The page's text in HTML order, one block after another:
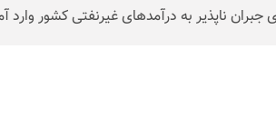
جبران ناپذیر به درآمدهای غیرنفتی کشور وارد